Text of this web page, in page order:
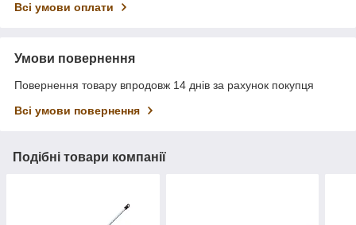
Всі умови оплати
Умови повернення
Повернення товару впродовж 14 днів за рахунок покупця
Всі умови повернення
Подібні товари компанії